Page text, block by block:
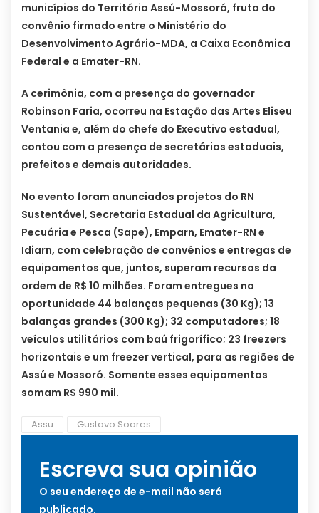
municípios do Território Assú-Mossoró, fruto do
convênio firmado entre o Ministério do
Desenvolvimento Agrário-MDA, a Caixa Econômica
Federal e a Emater-RN.
A cerimônia, com a presença do governador
Robinson Faria, ocorreu na Estação das Artes Eliseu
Ventania e, além do chefe do Executivo estadual,
contou com a presença de secretários estaduais,
prefeitos e demais autoridades.
No evento foram anunciados projetos do RN
Sustentável, Secretaria Estadual da Agricultura,
Pecuária e Pesca (Sape), Emparn, Emater-RN e
Idiarn, com celebração de convênios e entregas de
equipamentos que, juntos, superam recursos da
ordem de R$ 10 milhões. Foram entregues na
oportunidade 44 balanças pequenas (30 Kg); 13
balanças grandes (300 Kg); 32 computadores; 18
veículos utilitários com baú frigorífico; 23 freezers
horizontais e um freezer vertical, para as regiões de
Assú e Mossoró. Somente esses equipamentos
somam R$ 990 mil.
Assu Gustavo Soares
Escreva sua opinião
O seu endereço de e-mail não será
publicado.